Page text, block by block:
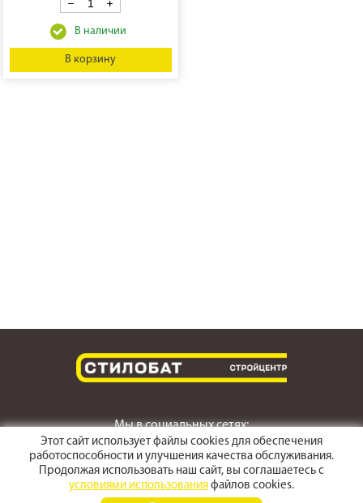
В корзину
Мы в социальных сетях:
г. Светлоград,
Этот сайт использует файлы cookies для обеспечения
работоспособности и улучшения качества обслуживания.
Продолжая использовать наш сайт, вы соглашаетесь с
условиями использования файлов cookies.